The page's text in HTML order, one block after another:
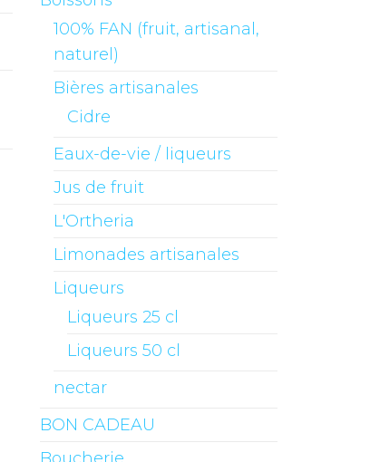
100% FAN (fruit, artisanal,
naturel)
Bières artisanales
Cidre
Eaux-de-vie / liqueurs
Jus de fruit
L'Ortheria
Limonades artisanales
Liqueurs
Liqueurs 25 cl
Liqueurs 50 cl
nectar
BON CADEAU